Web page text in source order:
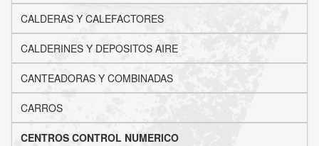
CALDERAS Y CALEFACTORES
CALDERINES Y DEPOSITOS AIRE
CANTEADORAS Y COMBINADAS
CARROS
CENTROS CONTROL NUMERICO